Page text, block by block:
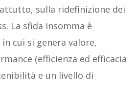
sulla ridefinizione dei
La sfida insomma è
cui si genera valore,
(efficienza ed efficacia
e un livello di